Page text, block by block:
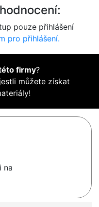
pouze přihlášení
pro přihlášení.
firmy?
můžete získat
na